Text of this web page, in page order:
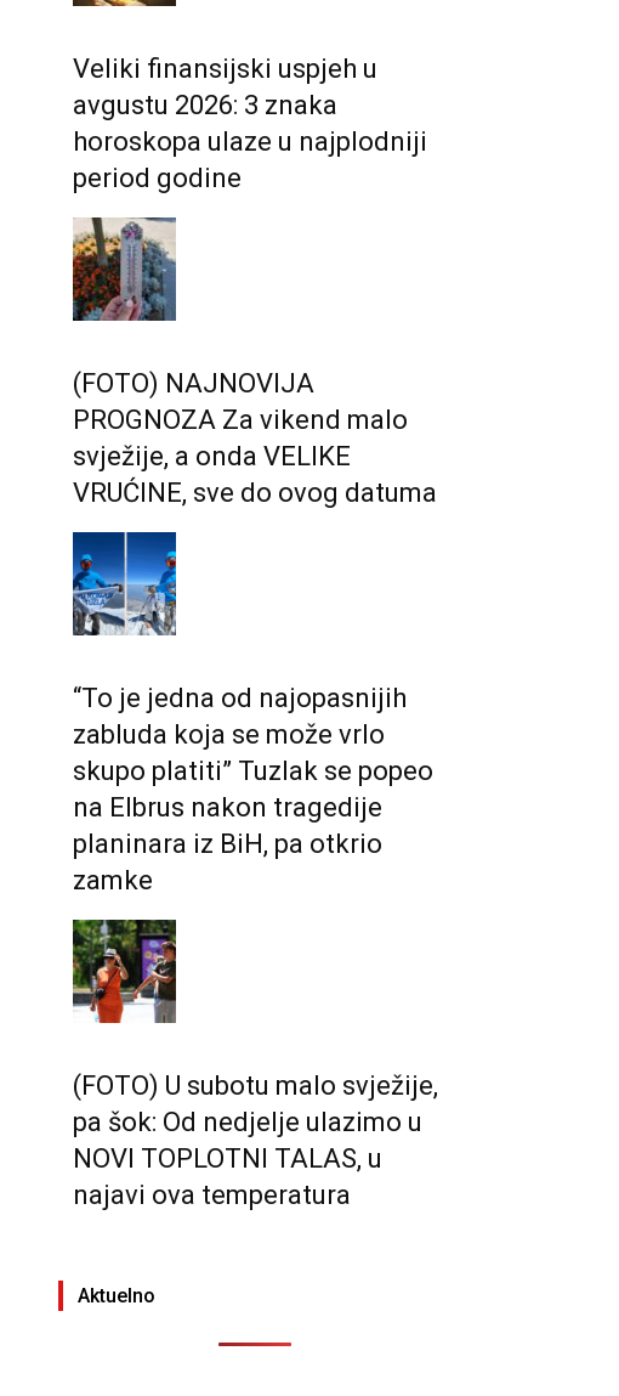
Veliki finansijski uspjeh u
avgustu 2026: 3 znaka
horoskopa ulaze u najplodniji
period godine
(FOTO) NAJNOVIJA
PROGNOZA Za vikend malo
svježije, a onda VELIKE
VRUĆINE, sve do ovog datuma
“To je jedna od najopasnijih
zabluda koja se može vrlo
skupo platiti” Tuzlak se popeo
na Elbrus nakon tragedije
planinara iz BiH, pa otkrio
zamke
(FOTO) U subotu malo svježije,
pa šok: Od nedjelje ulazimo u
NOVI TOPLOTNI TALAS, u
najavi ova temperatura
Aktuelno